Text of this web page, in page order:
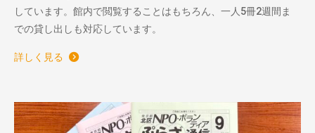
しています。館内で閲覧することはもちろん、一人5冊2週間ま
での貸し出しも対応しています。
詳しく見る